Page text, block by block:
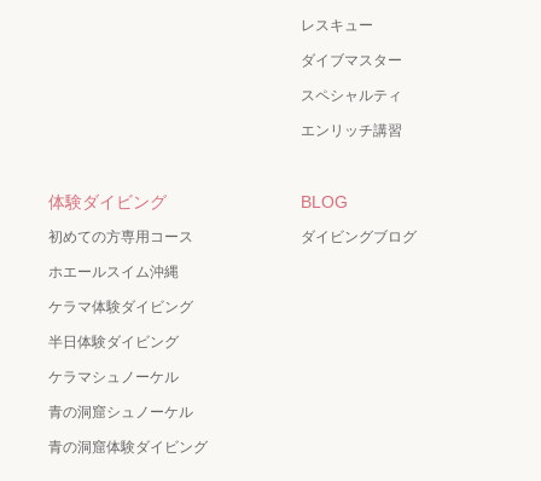
レスキュー
ダイブマスター
スペシャルティ
エンリッチ講習
体験ダイビング
初めての方専用コース
ホエールスイム沖縄
ケラマ体験ダイビング
半日体験ダイビング
ケラマシュノーケル
青の洞窟シュノーケル
青の洞窟体験ダイビング
BLOG
ダイビングブログ